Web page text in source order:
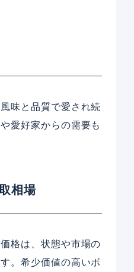
味と品質で愛され続
愛好家からの需要も
相場
格は、状態や市場の
。希少価値の高いボ